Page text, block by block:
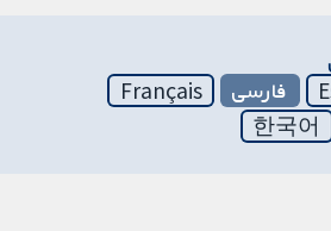
فارسی
Français
한국어